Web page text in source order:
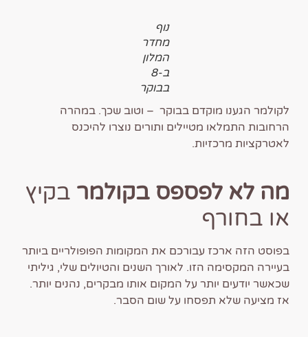
נוף
מחדר
המלון
ב-8
בבוקר
לקולמר הגענו מוקדם בבוקר – וטוב שכך. במהרה
הרחובות התמלאו מטיילים ותורים נוצרו להיכנס
לאטרקציות מרכזיות.
מה לא לפספס בקולמר בקיץ
או בחורף
בפוסט הזה ארכז עבורכם את המקומות הפופולריים ביותר
בעיירה המקסימה הזו. לאורך השנים והטיולים שלי, גיליתי
שכאשר יודעים יותר על המקום אותו מבקרים, נהנים יותר.
אז מציעה שלא תפסחו על שום הסבר.